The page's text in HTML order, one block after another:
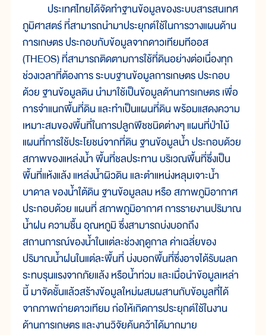
ประเทศไทยได้จัดทำฐานข้อมูลของระบบสารสนเทศ
ภูมิศาสตร์ ที่สามารถนำมาประยุกต์ใช้ในการวางแผนด้าน
การเกษตร ประกอบกับข้อมูลจากดาวเทียมทีออส
(THEOS) ที่สามารถติดตามการใช้ที่ดินอย่างต่อเนื่องทุก
ช่วงเวลาที่ต้องการ ระบบฐานข้อมูลการเกษตร ประกอบ
ด้วย ฐานข้อมูลดิน นำมาใช้เป็นข้อมูลด้านการเกษตร เพื่อ
การจำแนกพื้นที่ดิน และทำเป็นแผนที่ดิน พร้อมแสดงความ
เหมาะสมของพื้นที่ในการปลูกพืชชนิดต่างๆ แผนที่ป่าไม้
แผนที่การใช้ประโยชน์จากที่ดิน ฐานข้อมูลน้ำ ประกอบด้วย
สภาพของแหล่งน้ำ พื้นที่ชลประทาน บริเวณพื้นที่ซึ่งเป็น
พื้นที่แห้งแล้ง แหล่งน้ำผิวดิน และตำแหน่งหลุมเจาะน้ำ
บาดาล ของน้ำใต้ดิน ฐานข้อมูลลม หรือ สภาพภูมิอากาศ
ประกอบด้วย แผนที่ สภาพภูมิอากาศ การรายงานปริมาณ
น้ำฝน ความชื้น อุณหภูมิ ซึ่งสามารถบ่งบอกถึง
สถานการณ์ของน้ำในแต่ละช่วงฤดูกาล ค่าเฉลี่ยของ
ปริมาณน้ำฝนในแต่ละพื้นที่ บ่งบอกพื้นที่ซึ่งอาจได้รับผลก
ระทบรุนแรงจากภัยแล้ง หรือน้ำท่วม และเมื่อนำข้อมูลเหล่า
นี้ มาจัดชั้นแล้วสร้างข้อมูลใหม่ผสมผสานกับข้อมูลที่ได้
จากภาพถ่ายดาวเทียม ก่อให้เกิดการประยุกต์ใช้ในงาน
ด้านการเกษตร และงานวิจัยค้นคว้าได้มากมาย